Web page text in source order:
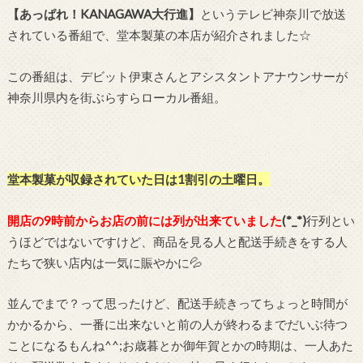
【あっぱれ！KANAGAWA大行進】
というテレビ神奈川で放送
されている番組で、堂本製菓の本店が紹介されました☆
この番組は、デビット伊東さんとアシスタントアナウンサーが
神奈川県内を街ぶらすらローカル番組。
堂本製菓が収録されていた日は1割引の土曜日。
開店の9時前からお店の前には列が出来ていました(*_*)行列とい
うほどではないですけど、商品を見る人と配送手続きをする人
たちで狭い店内は一気に賑やかに💦
並んでまで？って思ったけど、配送手続きってちょっと時間が
かかるから、一番に出来ないと前の人が終わるまでだいぶ待つ
ことになるもんね^^;お歳暮とか御年賀とかの時期は、一人あた